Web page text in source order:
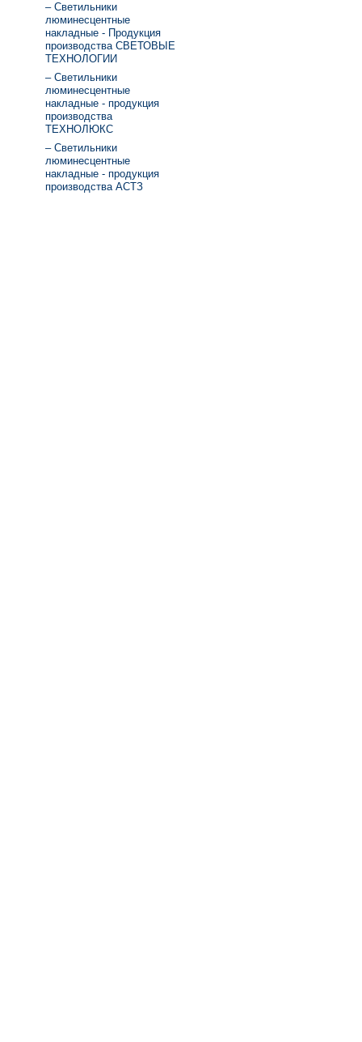
– Светильники
люминесцентные
накладные - Продукция
производства СВЕТОВЫЕ
ТЕХНОЛОГИИ
– Светильники
люминесцентные
накладные - продукция
производства
ТЕХНОЛЮКС
– Светильники
люминесцентные
накладные - продукция
производства АСТЗ